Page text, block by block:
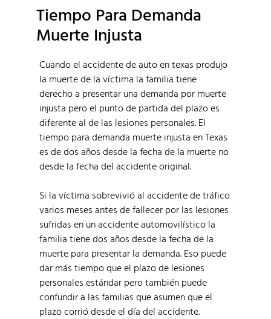
Tiempo Para Demanda
Muerte Injusta
Cuando el accidente de auto en texas produjo
la muerte de la víctima la familia tiene
derecho a presentar una demanda por muerte
injusta pero el punto de partida del plazo es
diferente al de las lesiones personales. El
tiempo para demanda muerte injusta en Texas
es de dos años desde la fecha de la muerte no
desde la fecha del accidente original.
Si la víctima sobrevivió al accidente de tráfico
varios meses antes de fallecer por las lesiones
sufridas en un accidente automovilístico la
familia tiene dos años desde la fecha de la
muerte para presentar la demanda. Eso puede
dar más tiempo que el plazo de lesiones
personales estándar pero también puede
confundir a las familias que asumen que el
plazo corrió desde el día del accidente.